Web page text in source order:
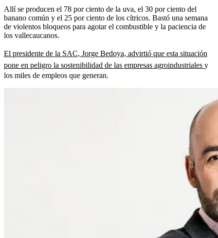
Allí se producen el 78 por ciento de la uva, el 30 por ciento del
banano común y el 25 por ciento de los cítricos. Bastó una semana
de violentos bloqueos para agotar el combustible y la paciencia de
los vallecaucanos.
El presidente de la SAC, Jorge Bedoya, advirtió que esta situación
pone en peligro la sostenibilidad de las empresas agroindustriales y
los miles de empleos que generan.